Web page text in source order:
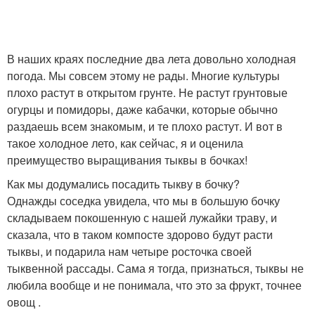
В наших краях последние два лета довольно холодная
погода. Мы совсем этому не рады. Многие культуры
плохо растут в открытом грунте. Не растут грунтовые
огурцы и помидоры, даже кабачки, которые обычно
раздаешь всем знакомым, и те плохо растут. И вот в
такое холодное лето, как сейчас, я и оценила
преимущество выращивания тыквы в бочках!
Как мы додумались посадить тыкву в бочку?
Однажды соседка увидела, что мы в большую бочку
складываем покошенную с нашей лужайки траву, и
сказала, что в таком компосте здорово будут расти
тыквы, и подарила нам четыре росточка своей
тыквенной рассады. Сама я тогда, признаться, тыквы не
любила вообще и не понимала, что это за фрукт, точнее
овощ .